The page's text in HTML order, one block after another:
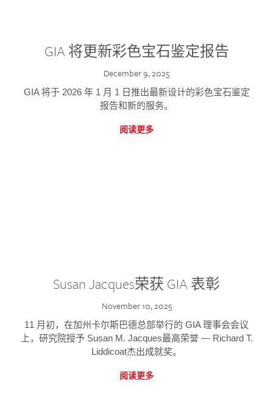
GIA 将更新彩色宝石鉴定报告
December 9, 2025
GIA 将于 2026 年 1 月 1 日推出最新设计的彩色宝石鉴定
报告和新的服务。
阅读更多
Susan Jacques荣获 GIA 表彰
November 10, 2025
11 月初，在加州卡尔斯巴德总部举行的 GIA 理事会会议
上，研究院授予 Susan M. Jacques最高荣誉 — Richard T.
Liddicoat杰出成就奖。
阅读更多